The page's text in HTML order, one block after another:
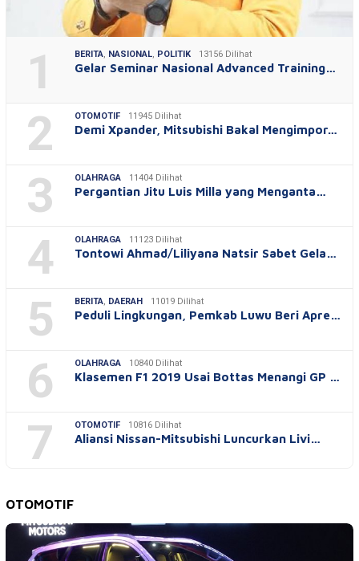
1 BERITA, NASIONAL, POLITIK 13156 Dilihat
Gelar Seminar Nasional Advanced Training…
2 OTOMOTIF 11945 Dilihat
Demi Xpander, Mitsubishi Bakal Mengimpor…
3 OLAHRAGA 11404 Dilihat
Pergantian Jitu Luis Milla yang Menganta…
4 OLAHRAGA 11123 Dilihat
Tontowi Ahmad/Liliyana Natsir Sabet Gela…
5 BERITA, DAERAH 11019 Dilihat
Peduli Lingkungan, Pemkab Luwu Beri Apre…
6 OLAHRAGA 10840 Dilihat
Klasemen F1 2019 Usai Bottas Menangi GP …
7 OTOMOTIF 10816 Dilihat
Aliansi Nissan-Mitsubishi Luncurkan Livi…
OTOMOTIF